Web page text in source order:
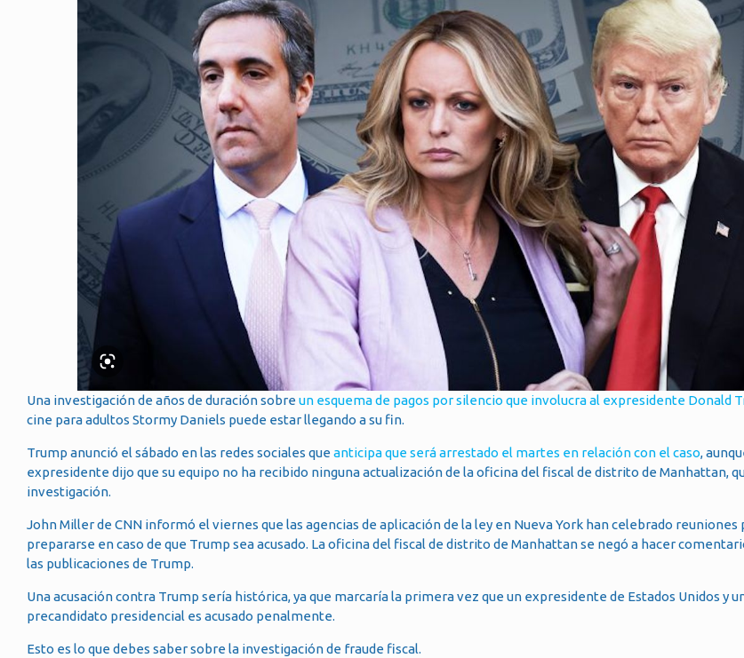
Una investigación de años de duración sobreun esquema de pagos por silencio que involucra al expresidente Donald
cine para adultos Stormy Daniels puede estar llegando a su fin.
Trump anunció el sábado en las redes sociales queanticipa que será arrestado el martes en relación con el caso,
expresidente dijo que su equipo no ha recibido ninguna actualización de la oficina del fiscal de distrito de Manhattan,
investigación.
John Miller de CNN informó el viernes que las agencias de aplicación de la ley en Nueva York han celebrado reuniones
prepararse en caso de que Trump sea acusado. La oficina del fiscal de distrito de Manhattan se negó a hacer
las publicaciones de Trump.
Una acusación contra Trump sería histórica, ya que marcaría la primera vez que un expresidente de Estados Unidos y
precandidato presidencial es acusado penalmente.
Esto es lo que debes saber sobre la investigación de fraude fiscal.